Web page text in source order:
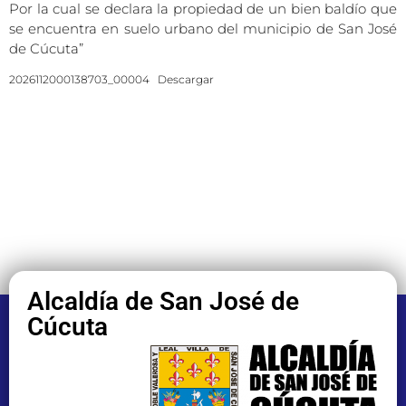
Por la cual se declara la propiedad de un bien baldío que
se encuentra en suelo urbano del municipio de San José
de Cúcuta”
2026112000138703_00004 Descargar
Alcaldía de San José de
Cúcuta